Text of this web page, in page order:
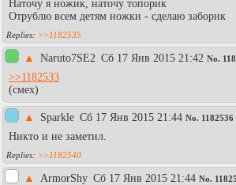
Наточу я ножик, наточу топорик
Отрублю всем детям ножки - сделаю заборик
>>1182535
▲ Naruto7SE2 Сб 17 Янв 2015 21:42 No.
>>1182533
(смех)
▲ Sparkle Сб 17 Янв 2015 21:44 No. 1182536
Никто и не заметил.
>>1182540
▲ АrmorShy Сб 17 Янв 2015 21:44 No.